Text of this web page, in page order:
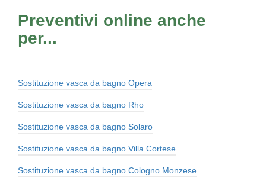
Preventivi online anche
per...
Sostituzione vasca da bagno Opera
Sostituzione vasca da bagno Rho
Sostituzione vasca da bagno Solaro
Sostituzione vasca da bagno Villa Cortese
Sostituzione vasca da bagno Cologno Monzese